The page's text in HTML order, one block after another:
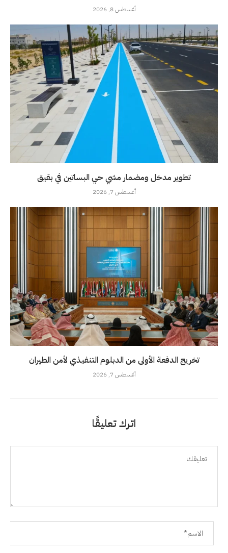
أغسطس 8, 2026
تطوير مدخل ومضمار مشي حي البساتين في بقيق
أغسطس 7, 2026
تخريج الدفعة الأولى من الدبلوم التنفيذي لأمن الطيران
أغسطس 7, 2026
اترك تعليقًا